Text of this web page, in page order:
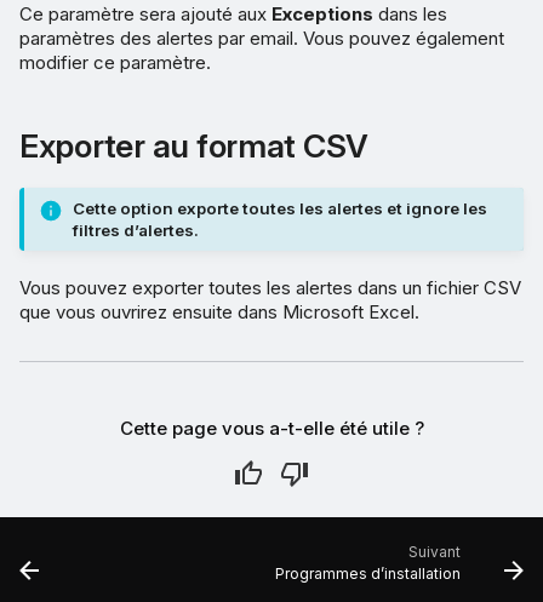
Ce paramètre sera ajouté aux Exceptions dans les
paramètres des alertes par email. Vous pouvez également
modifier ce paramètre.
Exporter au format CSV
Cette option exporte toutes les alertes et ignore les
filtres d’alertes.
Vous pouvez exporter toutes les alertes dans un fichier CSV
que vous ouvrirez ensuite dans Microsoft Excel.
Cette page vous a-t-elle été utile ?
Suivant
Programmes d’installation